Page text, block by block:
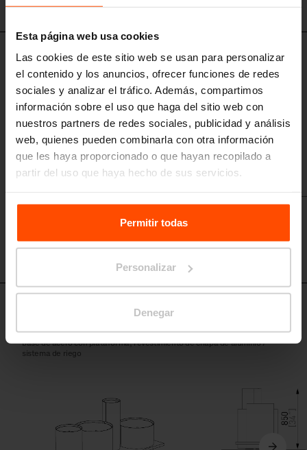
Esta página web usa cookies
Las cookies de este sitio web se usan para personalizar
el contenido y los anuncios, ofrecer funciones de redes
sociales y analizar el tráfico. Además, compartimos
información sobre el uso que haga del sitio web con
nuestros partners de redes sociales, publicidad y análisis
web, quienes pueden combinarla con otra información
que les haya proporcionado o que hayan recopilado a
partir del uso que haya hecho de sus servicios.
Para más información, visitePrinciples Relating to the
Processing Personal Data.Permitir todas
Personalizar
Denegar
POL225 - POL255
Composición de dos jardineras
base de acero con plataforma, revestimiento de chapa de aluminio /
sistema de riego
Composición de cuatro jardineras
base de acero con plataforma, revestimiento de chapa de aluminio /
sistema de riego